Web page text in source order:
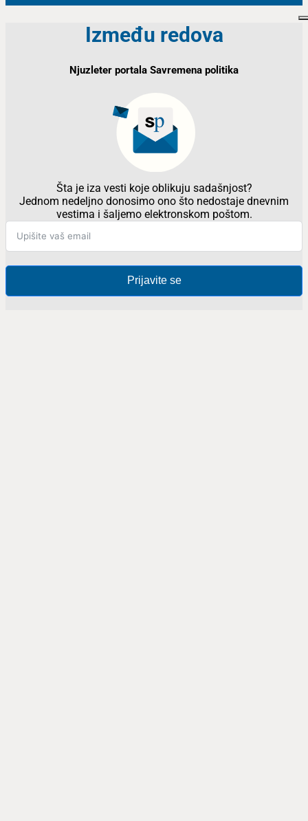
Između redova
Njuzleter portala Savremena politika
Šta je iza vesti koje oblikuju sadašnjost?
Jednom nedeljno donosimo ono što nedostaje dnevnim
vestima i šaljemo elektronskom poštom.
Prijavite se